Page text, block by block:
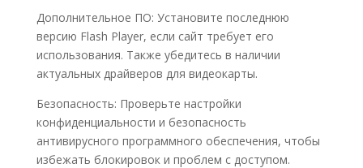
Дополнительное ПО: Установите последнюю
версию Flash Player, если сайт требует его
использования. Также убедитесь в наличии
актуальных драйверов для видеокарты.
Безопасность: Проверьте настройки
конфиденциальности и безопасность
антивирусного программного обеспечения, чтобы
избежать блокировок и проблем с доступом.